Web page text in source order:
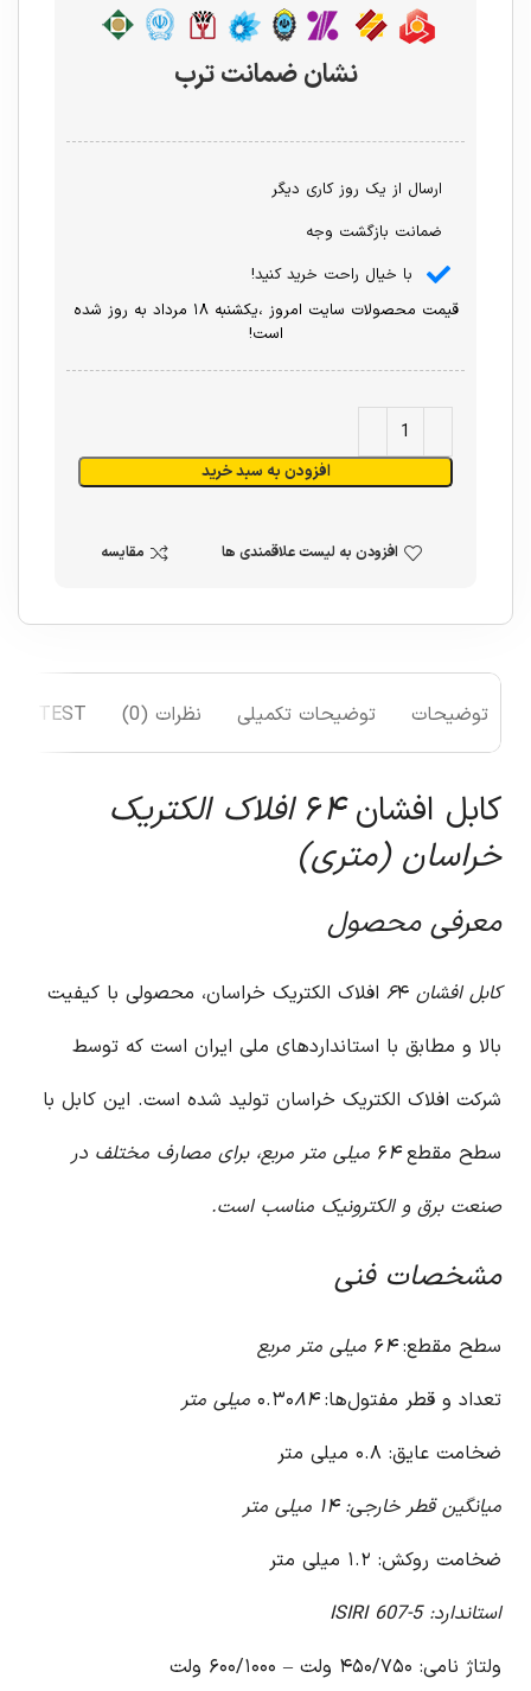
نشان ضمانت ترب
ارسال از یک روز کاری دیگر
ضمانت بازگشت وجه
با خیال راحت خرید کنید!
قیمت محصولات سایت امروز ،یکشنبه ۱۸ مرداد به روز شده
است!
افزودن به سبد خرید
افزودن به لیست علاقمندی ها مقایسه
توضیحات توضیحات تکمیلی نظرات (0) TEST
کابل افشان ۶
۴ افلاک الکتریک
خراسان (متری)
معرفی محصول
کابل افشان ۶
۴ افلاک الکتریک خراسان، محصولی با کیفیت
بالا و مطابق با استانداردهای ملی ایران است که توسط
شرکت افلاک الکتریک خراسان تولید شده است. این کابل با
سطح مقطع ۶
۴ میلی متر مربع، برای مصارف مختلف در
صنعت برق و الکترونیک مناسب است.
مشخصات فنی
سطح مقطع: ۶۴ میلی متر مربع
تعداد و قطر مفتول‌ها: ۰.۳۰۸۴ میلی متر
ضخامت عایق: ۰.۸ میلی متر
میانگین قطر خارجی: ۱۴ میلی متر
ضخامت روکش: ۱.۲ میلی متر
استاندارد: ISIRI 607-5
ولتاژ نامی: ۴۵۰/۷۵۰ ولت – ۶۰۰/۱۰۰۰ ولت